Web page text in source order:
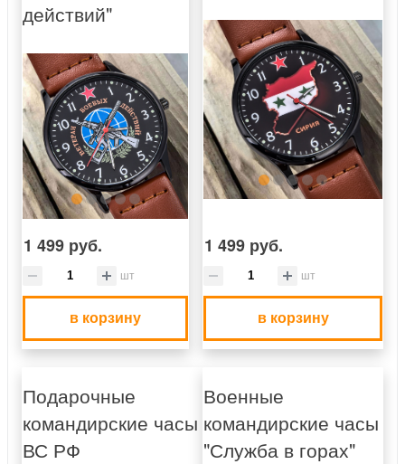
действий"
1 499 руб.
шт
в корзину
1 499 руб.
шт
в корзину
Подарочные
командирские часы
ВС РФ
Военные
командирские часы
"Служба в горах"